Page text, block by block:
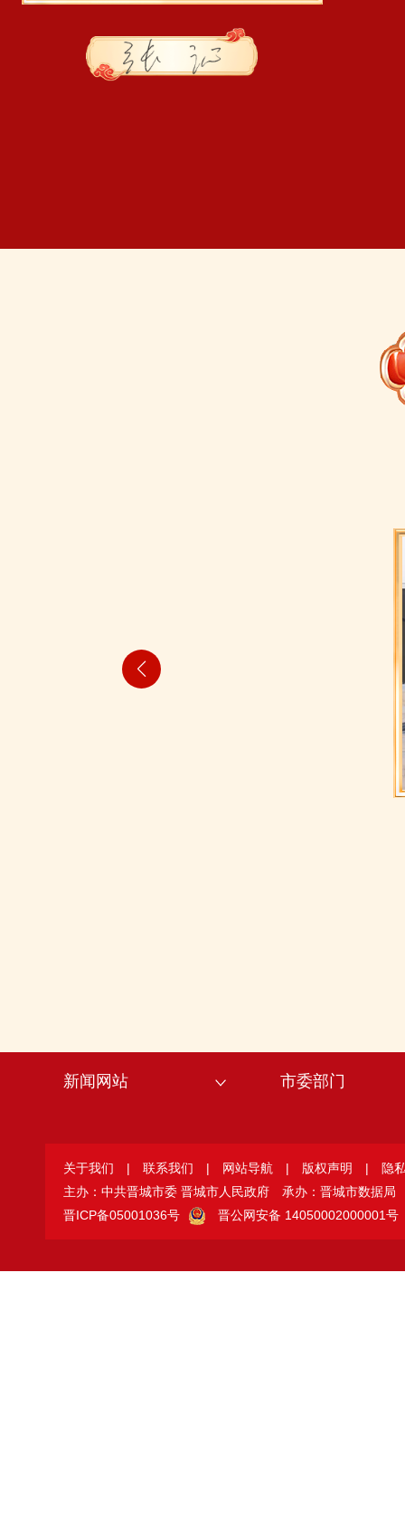
新闻网站 市委部门
关于我们 | 联系我们 | 网站导航 | 版权声明 |
隐
主办：中共晋城市委 晋城市人民政府
承办：晋城市数据局
晋ICP备05001036号
晋公网安备 14050002000001号